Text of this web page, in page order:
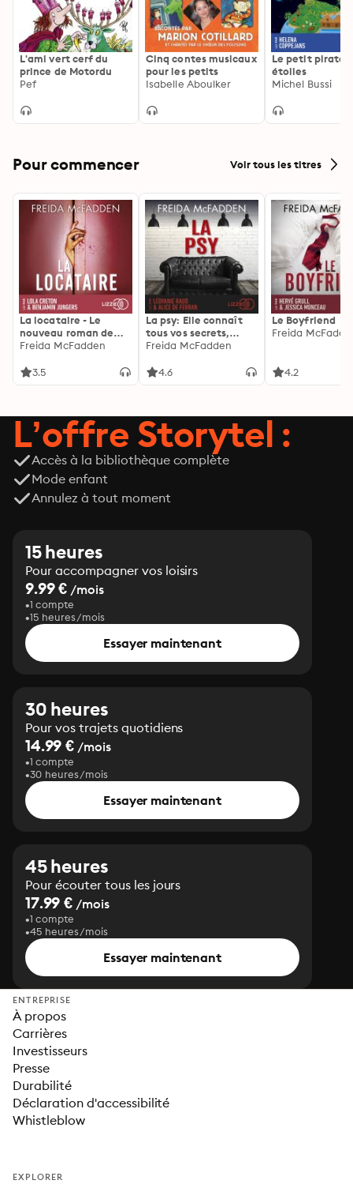
L'ami vert cerf du
prince de Motordu
Pef
Cinq contes musicaux
pour les petits
Isabelle Aboulker
Le petit pirate
étoiles
Michel Bussi
Pour commencer Voir tous les titres
La locataire - Le
nouveau roman de
l'autrice de La femme
Freida McFadden
3.5
La psy: Elle connaît
tous vos secrets,
découvrez les siens ...
Freida McFadden
4.6
Le Boyfriend
Freida
4.2
L’offre Storytel :
Accès à la bibliothèque complète
Mode enfant
Annulez à tout moment
15 heures
Pour accompagner vos loisirs
9.99 € /mois
1 compte
15 heures/mois
Essayer maintenant
30 heures
Pour vos trajets quotidiens
14.99 € /mois
1 compte
30 heures/mois
Essayer maintenant
45 heures
Pour écouter tous les jours
17.99 € /mois
1 compte
45 heures/mois
Essayer maintenant
ENTREPRISE
À propos
Carrières
Investisseurs
Presse
Durabilité
Déclaration d'accessibilité
Whistleblow
EXPLORER